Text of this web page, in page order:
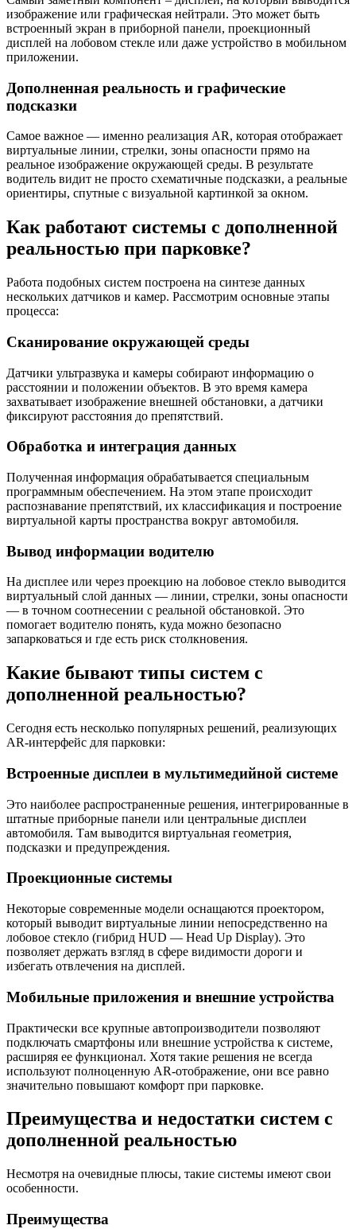
изображение или графическая нейтрали. Это может быть
встроенный экран в приборной панели, проекционный
дисплей на лобовом стекле или даже устройство в мобильном
приложении.
Дополненная реальность и графические
подсказки
Самое важное — именно реализация AR, которая отображает
виртуальные линии, стрелки, зоны опасности прямо на
реальное изображение окружающей среды. В результате
водитель видит не просто схематичные подсказки, а реальные
ориентиры, спутные с визуальной картинкой за окном.
Как работают системы с дополненной
реальностью при парковке?
Работа подобных систем построена на синтезе данных
нескольких датчиков и камер. Рассмотрим основные этапы
процесса:
Сканирование окружающей среды
Датчики ультразвука и камеры собирают информацию о
расстоянии и положении объектов. В это время камера
захватывает изображение внешней обстановки, а датчики
фиксируют расстояния до препятствий.
Обработка и интеграция данных
Полученная информация обрабатывается специальным
программным обеспечением. На этом этапе происходит
распознавание препятствий, их классификация и построение
виртуальной карты пространства вокруг автомобиля.
Вывод информации водителю
На дисплее или через проекцию на лобовое стекло выводится
виртуальный слой данных — линии, стрелки, зоны опасности
— в точном соотнесении с реальной обстановкой. Это
помогает водителю понять, куда можно безопасно
запарковаться и где есть риск столкновения.
Какие бывают типы систем с
дополненной реальностью?
Сегодня есть несколько популярных решений, реализующих
AR-интерфейс для парковки:
Встроенные дисплеи в мультимедийной системе
Это наиболее распространенные решения, интегрированные в
штатные приборные панели или центральные дисплеи
автомобиля. Там выводится виртуальная геометрия,
подсказки и предупреждения.
Проекционные системы
Некоторые современные модели оснащаются проектором,
который выводит виртуальные линии непосредственно на
лобовое стекло (гибрид HUD — Head Up Display). Это
позволяет держать взгляд в сфере видимости дороги и
избегать отвлечения на дисплей.
Мобильные приложения и внешние устройства
Практически все крупные автопроизводители позволяют
подключать смартфоны или внешние устройства к системе,
расширяя ее функционал. Хотя такие решения не всегда
используют полноценную AR-отображение, они все равно
значительно повышают комфорт при парковке.
Преимущества и недостатки систем с
дополненной реальностью
Несмотря на очевидные плюсы, такие системы имеют свои
особенности.
Преимущества